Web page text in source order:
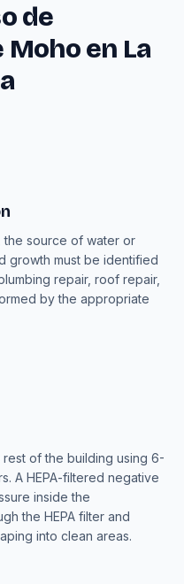
de
en La
source of water or
growth must be identified
repair, roof repair,
by the appropriate
of the building using 6-
A HEPA-filtered negative
inside the
the HEPA filter and
into clean areas.